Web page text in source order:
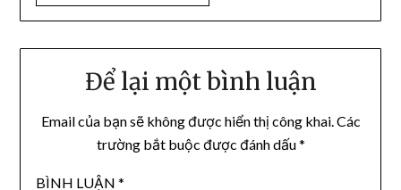
Để lại một bình luận
Email của bạn sẽ không được hiển thị công khai.Các
trường bắt buộc được đánh dấu*
BÌNH LUẬN *